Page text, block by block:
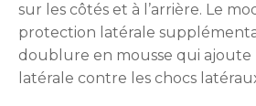
sur les côtés et à l’arrière. Le
protection latérale
doublure en mousse qui
latérale contre les chocs